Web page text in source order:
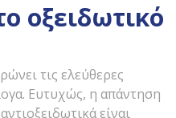
οξειδωτικό
τις ελεύθερες
Ευτυχώς, η απάντηση
είναι